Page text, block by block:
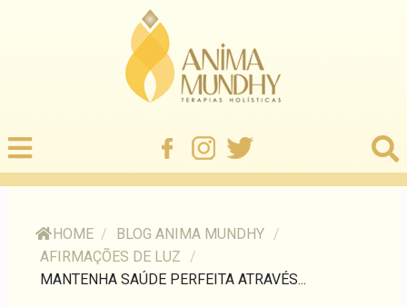
HOME / BLOG ANIMA MUNDHY /
AFIRMAÇÕES DE LUZ
/
MANTENHA SAÚDE PERFEITA ATRAVÉS...